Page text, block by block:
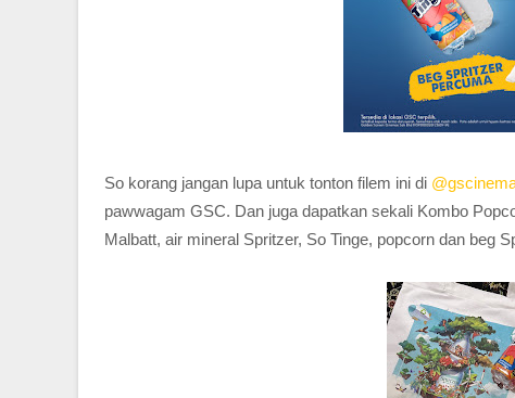
So korang jangan lupa untuk tonton filem ini di
pawwagam GSC. Dan juga dapatkan sekali Kombo
Malbatt, air mineral Spritzer, So Tinge, popcorn dan beg